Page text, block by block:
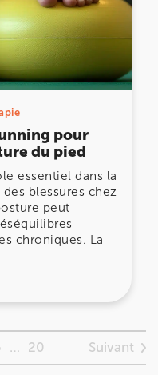
pour
du pied
essentiel dans la
blessures chez
peut
chroniques. La
… 20 Suivant